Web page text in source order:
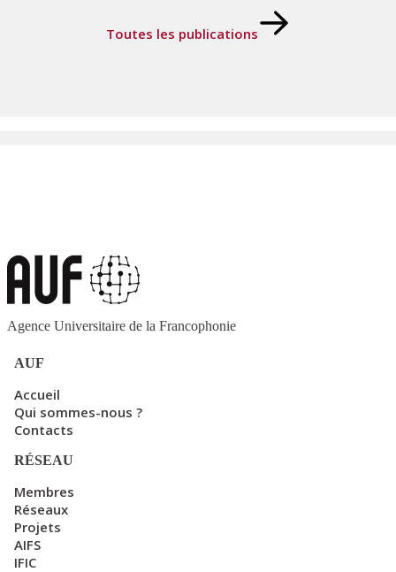
Toutes les publications
Agence Universitaire de la Francophonie
AUF
Accueil
Qui sommes-nous ?
Contacts
RÉSEAU
Membres
Réseaux
Projets
AIFS
IFIC